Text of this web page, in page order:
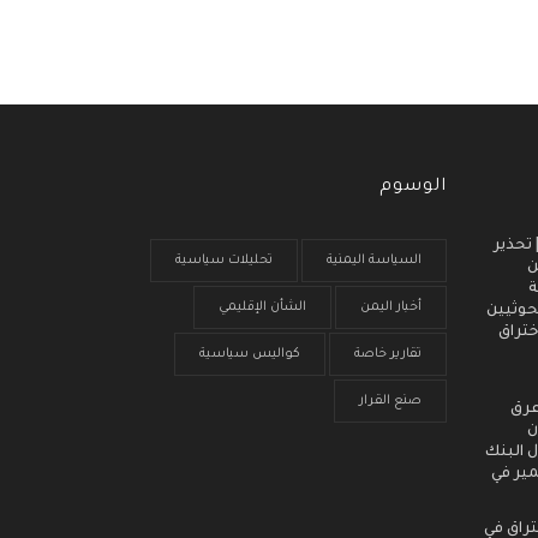
انذار مبكر (3) | تحذير
البنك
في
في
الوسوم
السياسة اليمنية تحليلات سياسية
أخبار اليمن الشأن الإقليمي
تقارير خاصة كواليس سياسية
صنع القرار